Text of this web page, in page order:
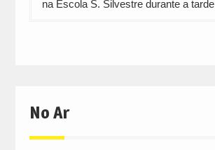
na Escola S. Silvestre durante a tarde
No Ar